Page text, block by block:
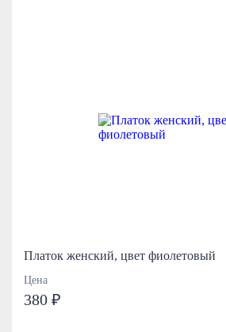
Платок женский, цвет фиолетовый
Цена
380 ₽